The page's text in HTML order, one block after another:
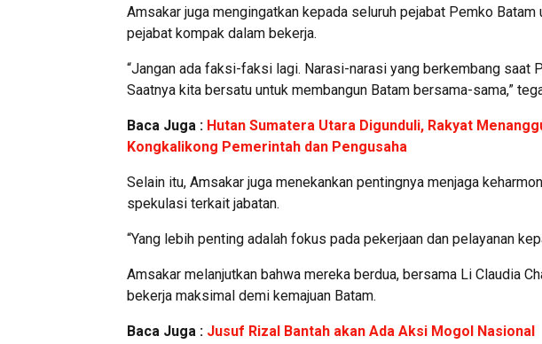
Amsakar juga mengingatkan kepada seluruh pejabat Pemko
pejabat kompak dalam bekerja.
“Jangan ada faksi-faksi lagi. Narasi-narasi yang berkembang saat
Saatnya kita bersatu untuk membangun Batam bersama-sama,”
Baca Juga : Hutan Sumatera Utara Digunduli, Rakyat
Kongkalikong Pemerintah dan Pengusaha
Selain itu, Amsakar juga menekankan pentingnya menjaga
spekulasi terkait jabatan.
“Yang lebih penting adalah fokus pada pekerjaan dan pelayanan
Amsakar melanjutkan bahwa mereka berdua, bersama Li Claudia
bekerja maksimal demi kemajuan Batam.
Baca Juga : Jusuf Rizal Bantah akan Ada Aksi Mogol Nasional